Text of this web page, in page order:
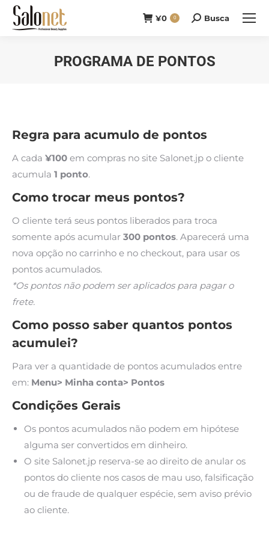
¥0 0 Buscar
Busca
PROGRAMA DE PONTOS
Regra para acumulo de pontos
A cada ¥100 em compras no site Salonet.jp o cliente
acumula 1 ponto.
Como trocar meus pontos?
O cliente terá seus pontos liberados para troca
somente após acumular 300 pontos. Aparecerá uma
nova opção no carrinho e no checkout, para usar os
pontos acumulados.
*Os pontos não podem ser aplicados para pagar o
frete.
Como posso saber quantos pontos
acumulei?
Para ver a quantidade de pontos acumulados entre
em: Menu> Minha conta> Pontos
Condições Gerais
Os pontos acumulados não podem em hipótese
alguma ser convertidos em dinheiro.
O site Salonet.jp reserva-se ao direito de anular os
pontos do cliente nos casos de mau uso, falsificação
ou de fraude de qualquer espécie, sem aviso prévio
ao cliente.